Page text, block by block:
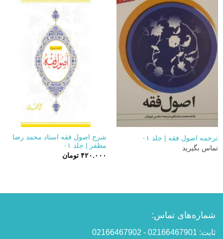
ترجمه اصول فقه | جلد ۰۱
تماس بگیرید
شرح اصول فقه استاد محمد رضا
مظفر | جلد ۰۱
۴۲۰.۰۰۰ تومان
شماره‌های تماس:
ثابت: 02166467901 - 02166467902